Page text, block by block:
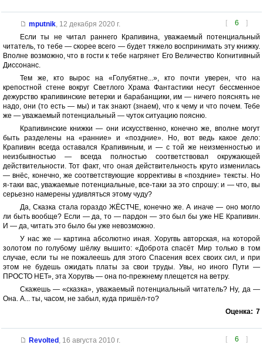
[ 6 ]
mputnik, 12 декабря 2020 г.
Если ты не читал раннего Крапивина, уважаемый потенциальный
читатель, то тебе — скорее всего — будет тяжело воспринимать эту книжку.
Вполне возможно, что в гости к тебе нагрянет Его Величество Когнитивный
Диссонанс.
Тем же, кто вырос на «Голубятне...», кто почти уверен, что на
крепостной стене вокруг Светлого Храма Фантастики несут бессменное
дежурство крапивинские ветерки и барабанщики, им — ничего пояснять не
надо, они (то есть — мы) и так знают (знаем), что к чему и что почем. Тебе
же — уважаемый потенциальный — чуток ситуацию поясню.
Крапивинские книжки — они искусственно, конечно же, вполне могут
быть разделены на «ранние» и «поздние». Но, вот ведь какое дело:
Крапивин всегда оставался Крапивиным, и — с той же неизменностью и
неизбывностью — всегда полностью соответствовал окружающей
действительности. Тот факт, что оная действительность круто изменилась
— внёс, конечно, же соответствующие коррективы в «поздние» тексты. Но
я-таки вас, уважаемые потенциальные, все-таки за это спрошу: и — что, вы
серьезно намерены удивляться этому чуду?
Да, Сказка стала гораздо ЖЁСТЧЕ, конечно же. А иначе — оно могло
ли быть вообще? Если — да, то — пардон — это был бы уже НЕ Крапивин.
И — да, читать это было бы уже невозможно.
У нас же — картина абсолютно иная. Хоругвь авторская, на которой
золотом по голубому шёлку вышито: «Доброта спасёт Мир только в том
случае, если ты не пожалеешь для этого Спасения всех своих сил, и при
этом не будешь ожидать платы за свои труды. Увы, но иного Пути —
ПРОСТО НЕТ», эта Хоругвь — она по-прежнему плещется на ветру.
Скажешь — «сказка», уважаемый потенциальный читатель? Ну, да —
Она. А... ты, часом, не забыл, куда пришёл-то?
Оценка: 7
[ 6 ]
Revolted, 16 августа 2010 г.